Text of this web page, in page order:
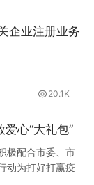
企业注册业务
20.1K
心“大礼包”
极配合市委、市
动为打好打赢疫